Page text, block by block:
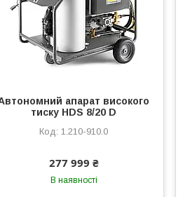
апарат високого
тиску HDS 8/20 D
1.210-910.0
277 999 ₴
В наявності